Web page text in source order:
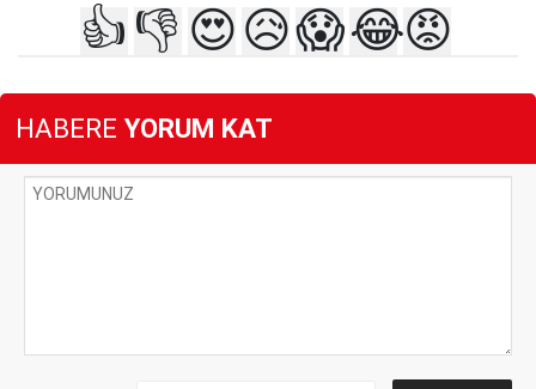
👍 👎 😍😥😱😂😡
HABERE YORUM KAT